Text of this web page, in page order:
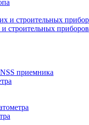
строительных приборов
приемника